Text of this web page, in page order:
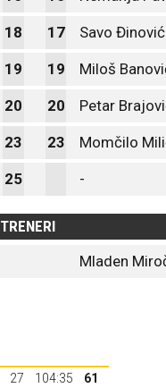
18 17 Savo Đinović
19 19 Miloš
20 20 Petar
23 23 Momčilo
25 -
TRENERI
Mladen
27 104:35
61